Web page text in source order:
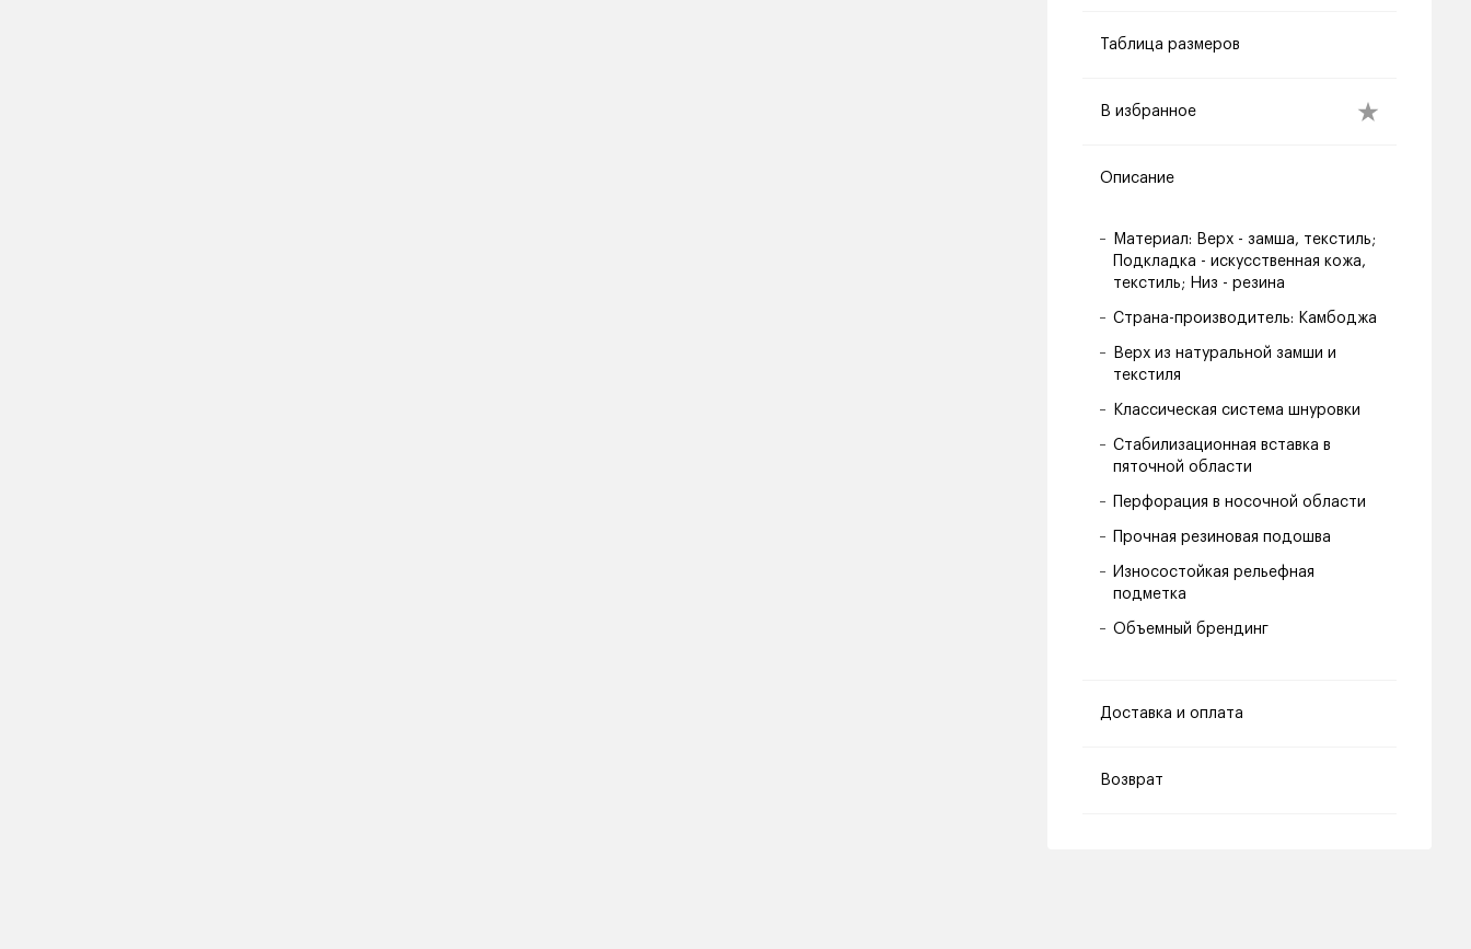
Таблица размеров
В избранное
Описание
Материал: Верх - замша, текстиль;
Подкладка - искусственная кожа,
текстиль; Низ - резина
Страна-производитель: Камбоджа
Верх из натуральной замши и
текстиля
Классическая система шнуровки
Стабилизационная вставка в
пяточной области
Перфорация в носочной области
Прочная резиновая подошва
Износостойкая рельефная
подметка
Объемный брендинг
Доставка и оплата
Возврат